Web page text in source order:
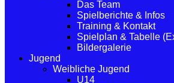
Das Team
Spielberichte & Infos
Training & Kontakt
Spielplan & Tabelle
Bildergalerie
Jugend
Weibliche Jugend
U14